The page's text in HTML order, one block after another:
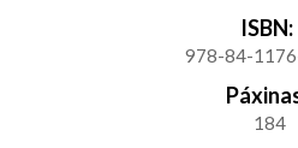
ISBN:
978-84-
184